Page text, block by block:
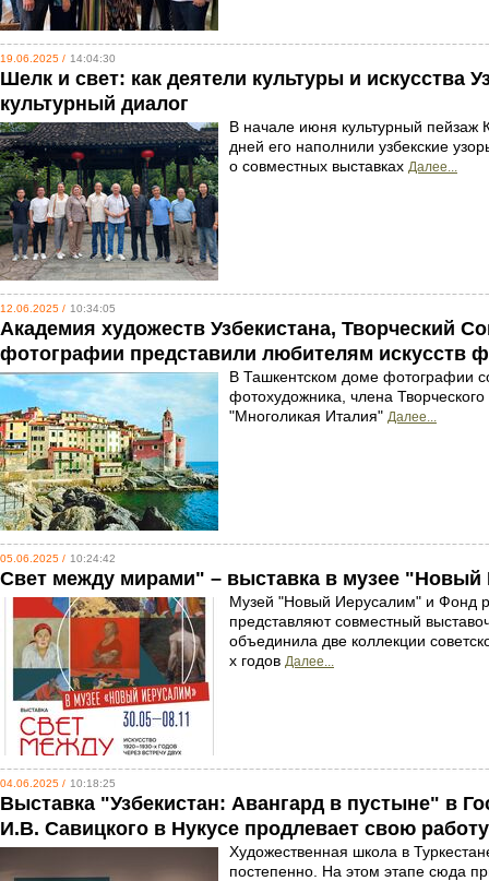
19.06.2025 / 14:04:30
Шелк и свет: как деятели культуры и искусства
культурный диалог
В начале июня культурный пейзаж
дней его наполнили узбекские
о совместных выставках Далее...
12.06.2025 / 10:34:05
Академия художеств Узбекистана, Творческий
фотографии представили любителям искусств
В Ташкентском доме фотографии
фотохудожника, члена
"Многоликая Италия" Далее...
05.06.2025 / 10:24:42
Свет между мирами" – выставка в музее "Новый
Музей "Новый Иерусалим" и Фонд
представляют совместный
объединила две коллекции
х годов Далее...
04.06.2025 / 10:18:25
Выставка "Узбекистан: Авангард в пустыне" в
И.В. Савицкого в Нукусе продлевает свою
Художественная школа в
постепенно. На этом этапе сюда